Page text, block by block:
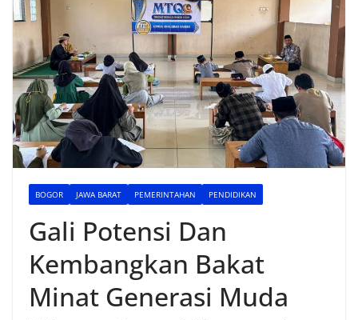
BOGOR JAWA BARAT PEMERINTAHAN PENDIDIKAN
Gali Potensi Dan
Kembangkan Bakat
Minat Generasi Muda